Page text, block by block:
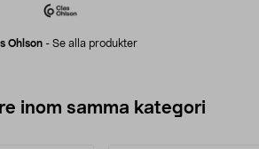
Ohlson - Se alla produkter
inom samma kategori